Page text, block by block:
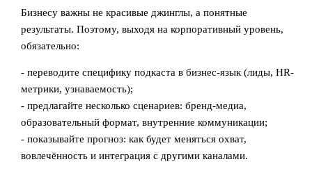
Бизнесу важны не красивые джинглы, а понятные
результаты. Поэтому, выходя на корпоративный уровень,
обязательно:
- переводите специфику подкаста в бизнес-язык (лиды, HR-
метрики, узнаваемость);
- предлагайте несколько сценариев: бренд-медиа,
образовательный формат, внутренние коммуникации;
- показывайте прогноз: как будет меняться охват,
вовлечённость и интеграция с другими каналами.